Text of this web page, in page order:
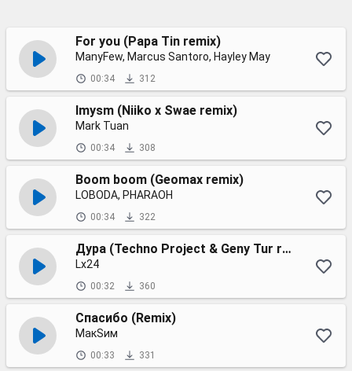
For you (Papa Tin remix)
ManyFew, Marcus Santoro, Hayley May
00:34 312
Imysm (Niiko x Swae remix)
Mark Tuan
00:34 308
Boom boom (Geomax remix)
LOBODA, PHARAOH
00:34 322
Дура (Techno Project & Geny Tur remix)
Lx24
00:32 360
Спасибо (Remix)
МакSим
00:33 331